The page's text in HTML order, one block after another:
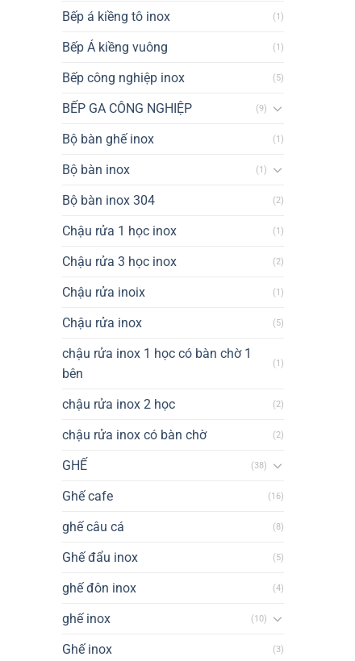
Bếp á kiềng tô inox (1)
Bếp Á kiềng vuông (1)
Bếp công nghiệp inox (5)
BẾP GA CÔNG NGHIỆP (9)
Bộ bàn ghế inox (1)
Bộ bàn inox (1)
Bộ bàn inox 304 (2)
Chậu rửa 1 học inox (1)
Chậu rửa 3 học inox (2)
Chậu rửa inoix (1)
Chậu rửa inox (5)
chậu rửa inox 1 học có bàn chờ 1
bên
(1)
chậu rửa inox 2 học (2)
chậu rửa inox có bàn chờ (2)
GHẾ (38)
Ghế cafe (16)
ghế câu cá (8)
Ghế đẩu inox (5)
ghế đôn inox (4)
ghế inox (10)
Ghế inox (3)